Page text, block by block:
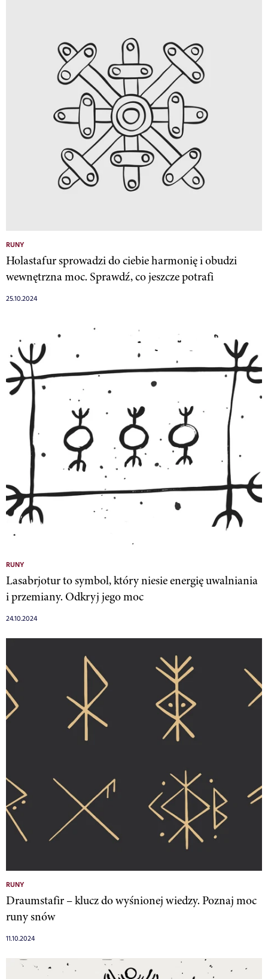
RUNY
Holastafur sprowadzi do ciebie harmonię i obudzi
wewnętrzna moc. Sprawdź, co jeszcze potrafi
25.10.2024
RUNY
Lasabrjotur to symbol, który niesie energię uwalniania
i przemiany. Odkryj jego moc
24.10.2024
RUNY
Draumstafir – klucz do wyśnionej wiedzy. Poznaj moc
runy snów
11.10.2024